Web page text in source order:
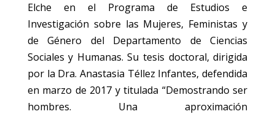
Elche en el Programa de Estudios e
Investigación sobre las Mujeres, Feministas y
de Género del Departamento de Ciencias
Sociales y Humanas. Su tesis doctoral, dirigida
por la Dra. Anastasia Téllez Infantes, defendida
en marzo de 2017 y titulada “Demostrando ser
hombres. Una aproximación